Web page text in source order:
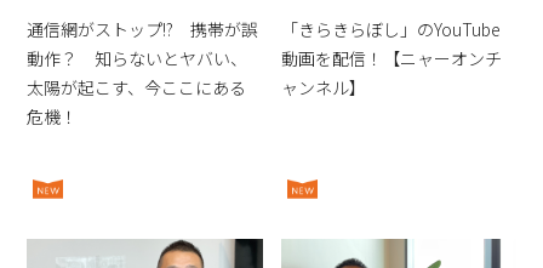
通信網がストップ!? 携帯が誤
動作？ 知らないとヤバい、
太陽が起こす、今ここにある
危機！
「きらきらぼし」のYouTube
動画を配信！【ニャーオンチ
ャンネル】